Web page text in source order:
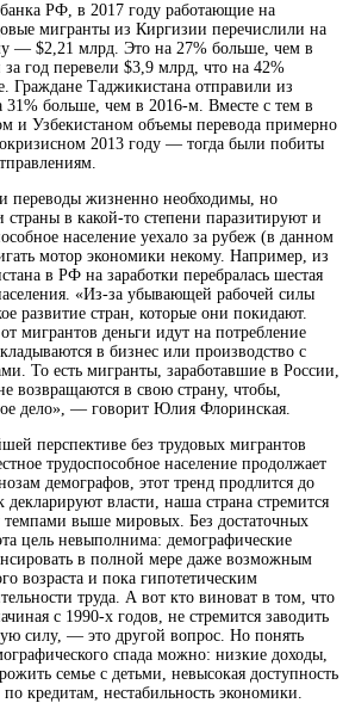
РФ, в 2017 году работающие на
мигранты из Киргизии перечислили на
— $2,21 млрд. Это на 27% больше, чем в
год перевели $3,9 млрд, что на 42%
Граждане Таджикистана отправили из
больше, чем в 2016-м. Вместе с тем в
и Узбекистаном объемы перевода примерно
2013 году — тогда были побиты
переводы жизненно необходимы, но
страны в какой-то степени паразитируют и
население уехало за рубеж (в данном
мотор экономики некому. Например, из
в РФ на заработки перебралась шестая
«Из-за убывающей рабочей силы
развитие стран, которые они покидают.
мигрантов деньги идут на потребление
в бизнес или производство с
То есть мигранты, заработавшие в России,
возвращаются в свою страну, чтобы,
дело», — говорит Юлия Флоринская.
перспективе без трудовых мигрантов
трудоспособное население продолжает
демографов, этот тренд продлится до
власти, наша страна стремится
темпами выше мировых. Без достаточных
цель невыполнима: демографические
в полной мере даже возможным
возраста и пока гипотетическим
труда. А вот кто виноват в том, что
с 1990-х годов, не стремится заводить
силу, — это другой вопрос. Но понять
спада можно: низкие доходы,
семье с детьми, невысокая доступность
кредитам, нестабильность экономики.